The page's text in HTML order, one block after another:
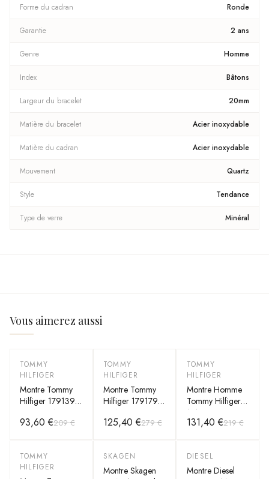
Forme du cadran Ronde
Garantie 2 ans
Genre Homme
Index Bâtons
Largeur du bracelet 20mm
Matière du bracelet Acier inoxydable
Matière du cadran Acier inoxydable
Mouvement Quartz
Style Tendance
Type de verre Minéral
Vous aimerez aussi
-55%
TOMMY
HILFIGER
Montre Tommy
Hilfiger 1791393
Sport en Acier
Noir
93,60 €209 €
-55%
TOMMY
HILFIGER
Montre Tommy
Hilfiger 1791790
en Acier avec
Cadran Gris et
125,40 €279 €
-40%
TOMMY
HILFIGER
Montre Homme
Tommy Hilfiger
1710479 Henry
Squelette
131,40 €219 €
-55%
TOMMY
HILFIGER
- 25%
SKAGEN
Montre Skagen
-50%
DIESEL
Montre Diesel